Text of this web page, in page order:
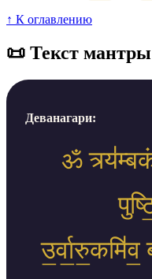
↑ К оглавлению
📜 Текст мантры
Деванагари:
ॐ
उ॒र्वा॒रु॒कमि॑व॒